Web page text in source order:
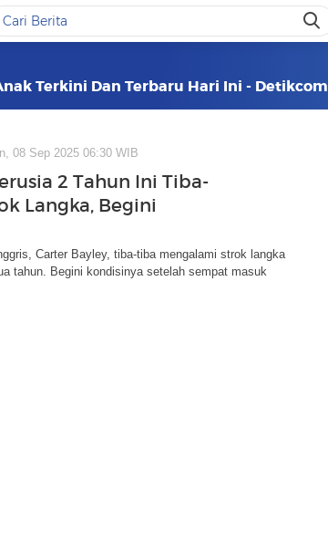
Terkini Dan Terbaru Hari Ini - Detikcom
08 Sep 2025 06:30 WIB
2 Tahun Ini Tiba-
Langka, Begini
Carter Bayley, tiba-tiba mengalami strok langka
tahun. Begini kondisinya setelah sempat masuk